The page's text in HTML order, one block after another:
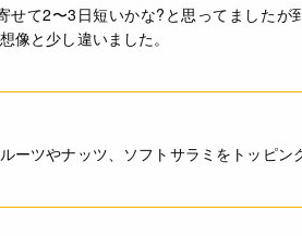
主要原料とする食品
て2〜3日短いかな?と思ってましたが
像と少し違いました。
ツやナッツ、ソフトサラミをトッピン